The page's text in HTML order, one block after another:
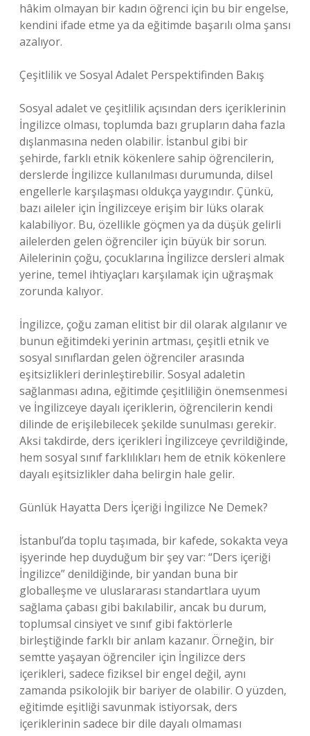
hâkim olmayan bir kadın öğrenci için bu bir engelse,
kendini ifade etme ya da eğitimde başarılı olma şansı
azalıyor.
Çeşitlilik ve Sosyal Adalet Perspektifinden Bakış
Sosyal adalet ve çeşitlilik açısından ders içeriklerinin
İngilizce olması, toplumda bazı grupların daha fazla
dışlanmasına neden olabilir. İstanbul gibi bir
şehirde, farklı etnik kökenlere sahip öğrencilerin,
derslerde İngilizce kullanılması durumunda, dilsel
engellerle karşılaşması oldukça yaygındır. Çünkü,
bazı aileler için İngilizceye erişim bir lüks olarak
kalabiliyor. Bu, özellikle göçmen ya da düşük gelirli
ailelerden gelen öğrenciler için büyük bir sorun.
Ailelerinin çoğu, çocuklarına İngilizce dersleri almak
yerine, temel ihtiyaçları karşılamak için uğraşmak
zorunda kalıyor.
İngilizce, çoğu zaman elitist bir dil olarak algılanır ve
bunun eğitimdeki yerinin artması, çeşitli etnik ve
sosyal sınıflardan gelen öğrenciler arasında
eşitsizlikleri derinleştirebilir. Sosyal adaletin
sağlanması adına, eğitimde çeşitliliğin önemsenmesi
ve İngilizceye dayalı içeriklerin, öğrencilerin kendi
dilinde de erişilebilecek şekilde sunulması gerekir.
Aksi takdirde, ders içerikleri İngilizceye çevrildiğinde,
hem sosyal sınıf farklılıkları hem de etnik kökenlere
dayalı eşitsizlikler daha belirgin hale gelir.
Günlük Hayatta Ders İçeriği İngilizce Ne Demek?
İstanbul’da toplu taşımada, bir kafede, sokakta veya
işyerinde hep duyduğum bir şey var: “Ders içeriği
İngilizce” denildiğinde, bir yandan buna bir
globalleşme ve uluslararası standartlara uyum
sağlama çabası gibi bakılabilir, ancak bu durum,
toplumsal cinsiyet ve sınıf gibi faktörlerle
birleştiğinde farklı bir anlam kazanır. Örneğin, bir
semtte yaşayan öğrenciler için İngilizce ders
içerikleri, sadece fiziksel bir engel değil, aynı
zamanda psikolojik bir bariyer de olabilir. O yüzden,
eğitimde eşitliği savunmak istiyorsak, ders
içeriklerinin sadece bir dile dayalı olmaması